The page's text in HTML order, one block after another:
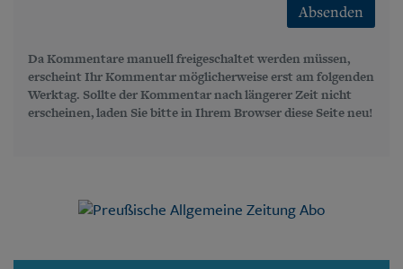
Absenden
Da Kommentare manuell freigeschaltet werden müssen,
erscheint Ihr Kommentar möglicherweise erst am folgenden
Werktag. Sollte der Kommentar nach längerer Zeit nicht
erscheinen, laden Sie bitte in Ihrem Browser diese Seite neu!